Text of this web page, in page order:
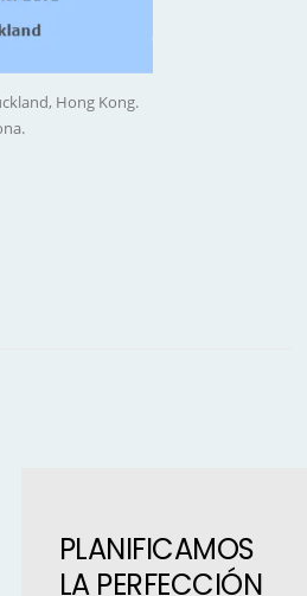
Hong Kong.
PLANIFICAMOS
LA PERFECCIÓN